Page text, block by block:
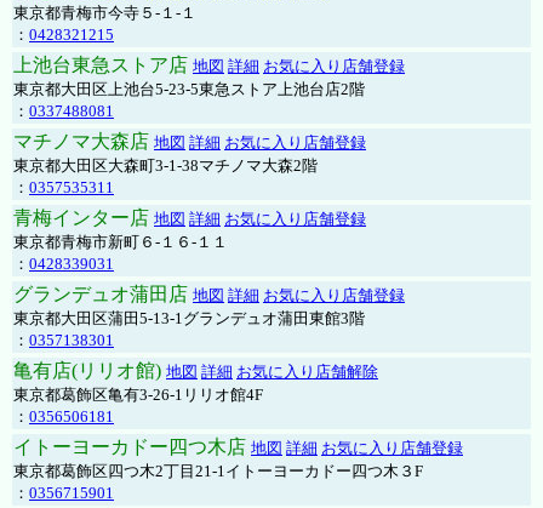
東京都青梅市今寺５-１-１
： 0428321215
上池台東急ストア店 地図 詳細 お気に入り店舗登録
東京都大田区上池台5-23-5東急ストア上池台店2階
： 0337488081
マチノマ大森店 地図 詳細 お気に入り店舗登録
東京都大田区大森町3-1-38マチノマ大森2階
： 0357535311
青梅インター店 地図 詳細 お気に入り店舗登録
東京都青梅市新町６-１６-１１
： 0428339031
グランデュオ蒲田店 地図 詳細 お気に入り店舗登録
東京都大田区蒲田5-13-1グランデュオ蒲田東館3階
： 0357138301
亀有店(リリオ館) 地図 詳細 お気に入り店舗解除
東京都葛飾区亀有3-26-1リリオ館4F
： 0356506181
イトーヨーカドー四つ木店 地図 詳細 お気に入り店舗登録
東京都葛飾区四つ木2丁目21-1イトーヨーカドー四つ木３F
： 0356715901